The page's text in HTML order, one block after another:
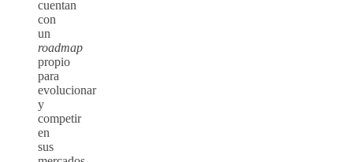
cuentan
con
un
roadmap
propio
para
evolucionar
y
competir
en
sus